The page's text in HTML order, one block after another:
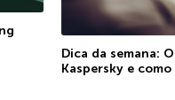
Dica da semana:
Kaspersky e